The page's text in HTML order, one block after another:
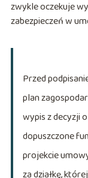
zwykle oczekuje
zabezpieczeń w
Przed
plan
wypis z decyzji
dopuszczone
projekcie
za działkę,